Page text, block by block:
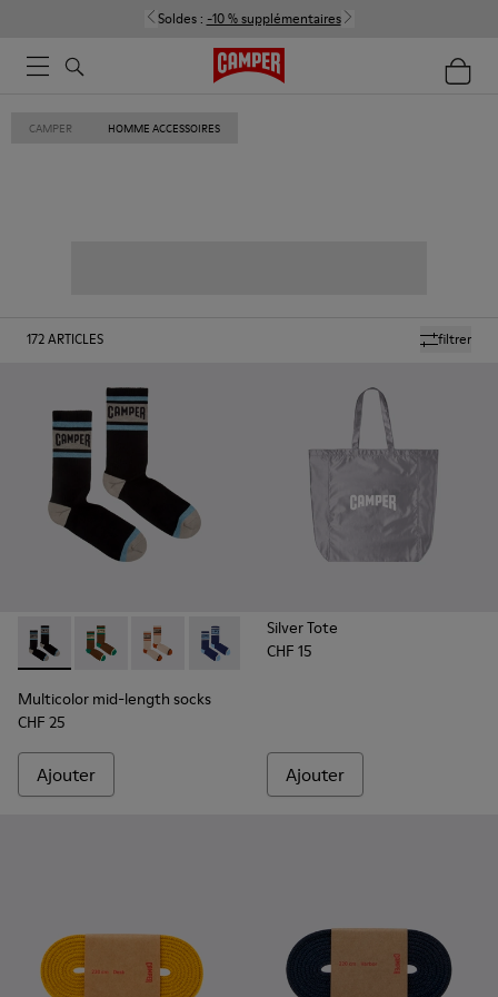
Soldes : -10 % supplémentaires
CAMPER HOMME ACCESSOIRES
filtrer
172ARTICLES
Multicolor mid-length socks - KA00073-007 - Chaussettes
Multicolor mid-length socks - KA00073-009 -
Multicolor mid-length socks - KA00073-008
Multicolor mid-length socks -
Multicolor mid-length socks -
Multicolor mid-length
Multicolor mid-length socks
CHF 25
Ajouter
Silver Tote
CHF 15
Ajouter